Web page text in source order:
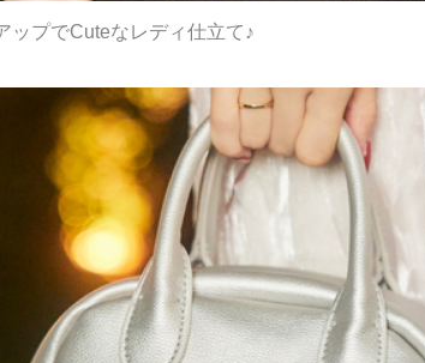
ップでCuteなレディ仕立て♪